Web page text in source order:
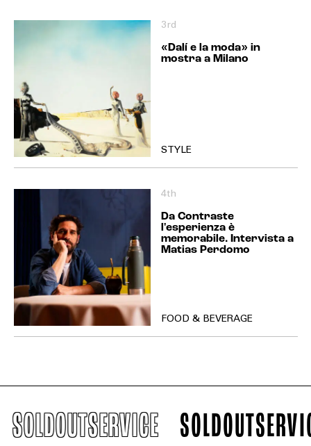
3rd
«Dalí e la moda» in
mostra a Milano
STYLE
4th
Da Contraste
l'esperienza è
memorabile. Intervista a
Matias Perdomo
FOOD & BEVERAGE
SOLDOUTSERVICE